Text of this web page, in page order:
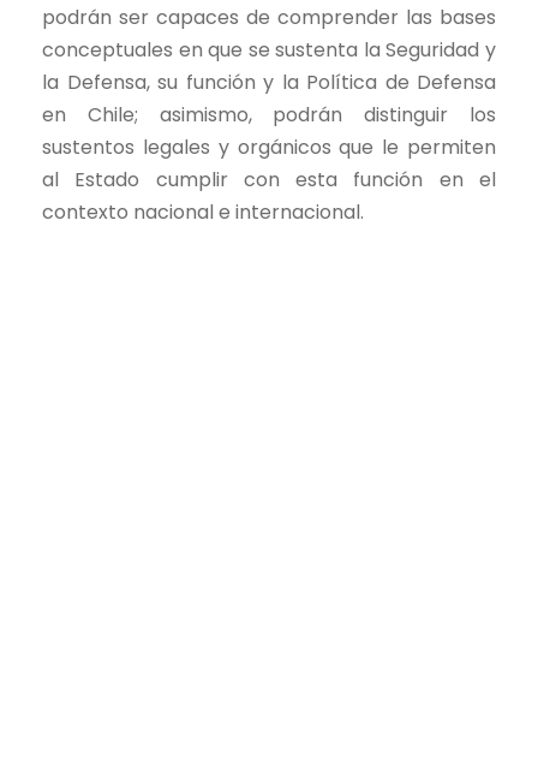
podrán ser capaces de comprender las bases
conceptuales en que se sustenta la Seguridad y
la Defensa, su función y la Política de Defensa
en Chile; asimismo, podrán distinguir los
sustentos legales y orgánicos que le permiten
al Estado cumplir con esta función en el
contexto nacional e internacional.